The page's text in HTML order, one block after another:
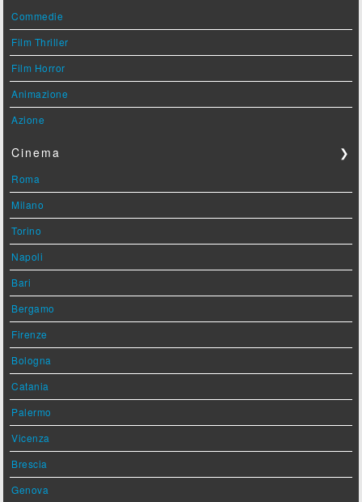
Commedie
Film Thriller
Film Horror
Animazione
Azione
Cinema ❯
Roma
Milano
Torino
Napoli
Bari
Bergamo
Firenze
Bologna
Catania
Palermo
Vicenza
Brescia
Genova